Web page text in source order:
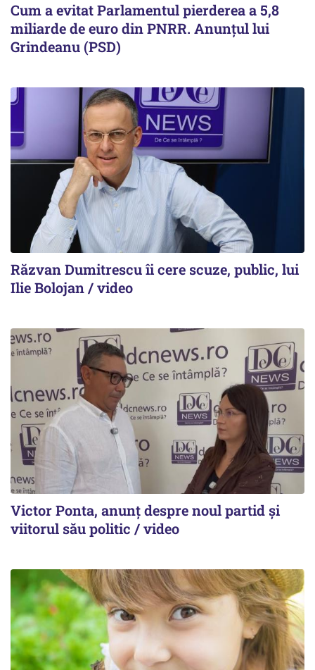
Cum a evitat Parlamentul pierderea a 5,8
miliarde de euro din PNRR. Anunțul lui
Grindeanu (PSD)
Răzvan Dumitrescu îi cere scuze, public, lui
Ilie Bolojan / video
Victor Ponta, anunț despre noul partid și
viitorul său politic / video